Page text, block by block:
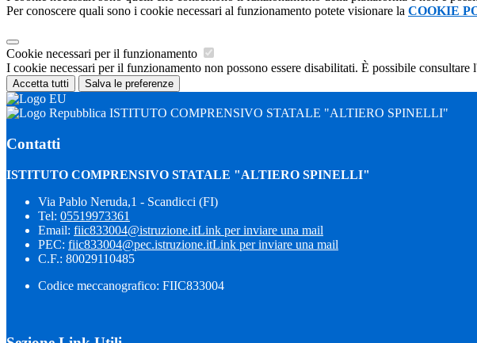
Per conoscere quali sono i cookie necessari al funzionamento potete visionare la COOKIE
Cookie necessari per il funzionamento
I cookie necessari per il funzionamento non possono essere disabilitati. È possibile
Accetta tutti Salva le preferenze
ISTITUTO COMPRENSIVO STATALE "ALTIERO SPINELLI"
Contatti
ISTITUTO COMPRENSIVO STATALE "ALTIERO SPINELLI"
Via Pablo Neruda,1 - Scandicci (FI)
Tel: 05519973361
Email: fiic833004@istruzione.itLink per inviare una mail
PEC: fiic833004@pec.istruzione.itLink per inviare una mail
C.F.: 80029110485
Codice meccanografico: FIIC833004